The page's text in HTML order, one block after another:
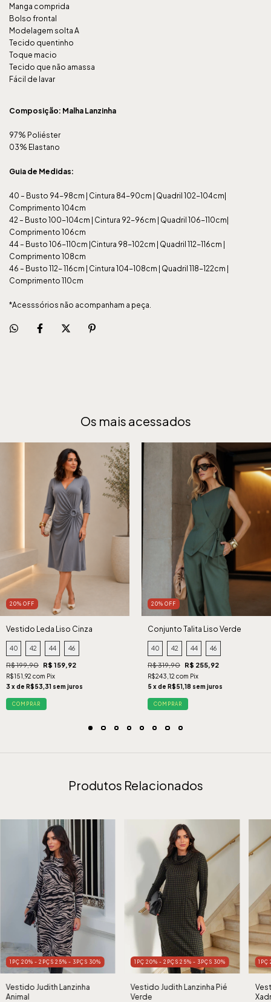
Manga comprida
Bolso frontal
Modelagem solta A
Tecido quentinho
Toque macio
Tecido que não amassa
Fácil de lavar
Composição: Malha Lanzinha
97% Poliéster
03% Elastano
Guia de Medidas:
40 – Busto 94-98cm | Cintura 84-90cm | Quadril 102-104cm|
Comprimento 104cm
42 – Busto 100-104cm | Cintura 92-96cm | Quadril 106-110cm|
Comprimento 106cm
44 – Busto 106-110cm |Cintura 98-102cm | Quadril 112-116cm |
Comprimento 108cm
46 – Busto 112- 116cm | Cintura 104-108cm | Quadril 118-122cm |
Comprimento 110cm
*Acesssórios não acompanham a peça.
Os mais acessados
20% OFF
Vestido Leda Liso Cinza
40 42 44 46
R$ 199,90 R$ 159,92
R$151,92 com Pix
3 x de R$53,31 sem juros
COMPRAR
20% OFF
Conjunto Talita Liso Verde
40 42 44 46
R$ 319,90 R$ 255,92
R$243,12 com Pix
5 x de R$51,18 sem juros
COMPRAR
Produtos Relacionados
1PÇ 20% - 2PÇS 25% - 3PÇS 30%
Vestido Judith Lanzinha
Animal
1PÇ 20% - 2PÇS 25% - 3PÇS 30%
Vestido Judith Lanzinha Pié
Verde
1PÇ